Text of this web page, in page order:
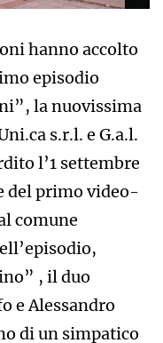
hanno accolto
episodio
la nuovissima
s.r.l. e G.a.l.
l’1 settembre
del primo video-
comune
, il duo
e Alessandro
di un simpatico